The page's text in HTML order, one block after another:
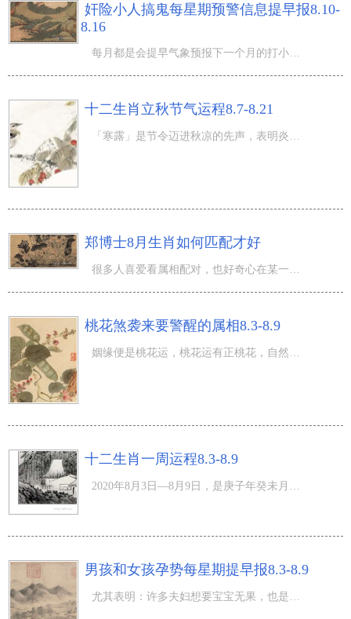
奸险小人搞鬼每星期预警信息提早报8.10-
8.16
十二生肖立秋节气运程8.7-8.21
郑博士8月生肖如何匹配才好
桃花煞袭来要警醒的属相8.3-8.9
十二生肖一周运程8.3-8.9
男孩和女孩孕势每星期提早报8.3-8.9
尤其表明：许多夫妇想要宝宝无果，也是有许多男孩和女孩不想怀孕却怀起了。因而了解孕事很重要。 这周冲忌